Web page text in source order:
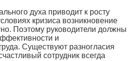
духа приводит к росту
кризиса возникновение
Поэтому руководители должны
и
Существуют разногласия
сотрудник всегда